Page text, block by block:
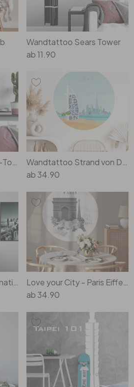
Wandtattoo Sears Tower
ab11.90
ab34.90
ab34.90